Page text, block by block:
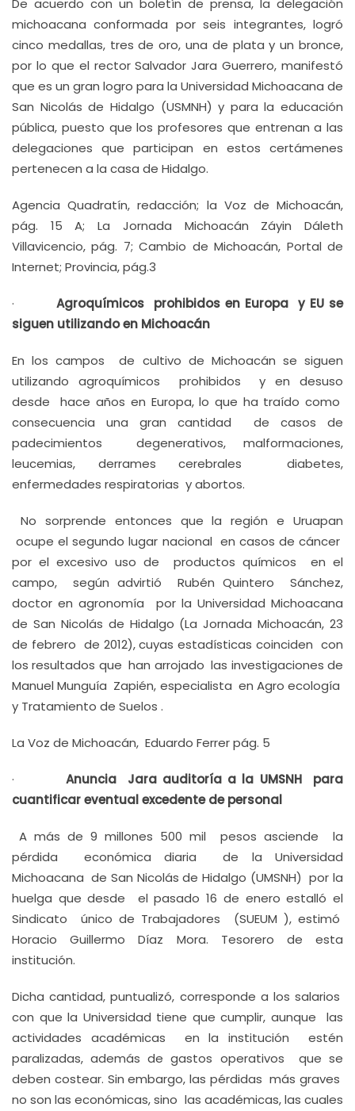
De acuerdo con un boletín de prensa, la delegación
michoacana conformada por seis integrantes, logró
cinco medallas, tres de oro, una de plata y un bronce,
por lo que el rector Salvador Jara Guerrero, manifestó
que es un gran logro para la Universidad Michoacana de
San Nicolás de Hidalgo (USMNH) y para la educación
pública, puesto que los profesores que entrenan a las
delegaciones que participan en estos certámenes
pertenecen a la casa de Hidalgo.
Agencia Quadratín, redacción; la Voz de Michoacán,
pág. 15 A; La Jornada Michoacán Záyin Dáleth
Villavicencio, pág. 7; Cambio de Michoacán, Portal de
Internet; Provincia, pág.3
·Agroquímicos prohibidos en Europa y EU se
siguen utilizando en Michoacán
En los campos de cultivo de Michoacán se siguen
utilizando agroquímicos prohibidos y en desuso
desde hace años en Europa, lo que ha traído como
consecuencia una gran cantidad de casos de
padecimientos degenerativos, malformaciones,
leucemias, derrames cerebrales diabetes,
enfermedades respiratorias y abortos.
No sorprende entonces que la región e Uruapan
ocupe el segundo lugar nacional en casos de cáncer
por el excesivo uso de productos químicos en el
campo, según advirtió Rubén Quintero Sánchez,
doctor en agronomía por la Universidad Michoacana
de San Nicolás de Hidalgo (La Jornada Michoacán, 23
de febrero de 2012), cuyas estadísticas coinciden con
los resultados que han arrojado las investigaciones de
Manuel Munguía Zapién, especialista en Agro ecología
y Tratamiento de Suelos .
La Voz de Michoacán, Eduardo Ferrer pág. 5
· Anuncia Jara auditoría a la UMSNH para
cuantificar eventual excedente de personal
A más de 9 millones 500 mil pesos asciende la
pérdida económica diaria de la Universidad
Michoacana de San Nicolás de Hidalgo (UMSNH) por la
huelga que desde el pasado 16 de enero estalló el
Sindicato único de Trabajadores (SUEUM ), estimó
Horacio Guillermo Díaz Mora. Tesorero de esta
institución.
Dicha cantidad, puntualizó, corresponde a los salarios
con que la Universidad tiene que cumplir, aunque las
actividades académicas en la institución estén
paralizadas, además de gastos operativos que se
deben costear. Sin embargo, las pérdidas más graves
no son las económicas, sino las académicas, las cuales